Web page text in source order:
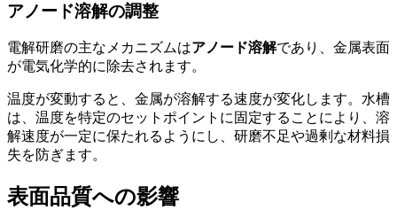
アノード溶解の調整
電解研磨の主なメカニズムはアノード溶解であり、金属表面
が電気化学的に除去されます。
温度が変動すると、金属が溶解する速度が変化します。水槽
は、温度を特定のセットポイントに固定することにより、溶
解速度が一定に保たれるようにし、研磨不足や過剰な材料損
失を防ぎます。
表面品質への影響